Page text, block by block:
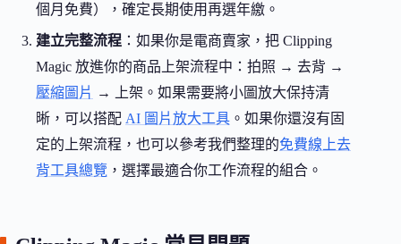
個月免費），確定長期使用再選年繳。
建立完整流程 ：如果你是電商賣家，把 Clipping
Magic 放進你的商品上架流程中：拍照 → 去背 →
壓縮圖片 → 上架。如果需要將小圖放大保持清
晰，可以搭配 AI 圖片放大工具 。如果你還沒有固
定的上架流程，也可以參考我們整理的免費線上去
背工具總覽 ，選擇最適合你工作流程的組合。